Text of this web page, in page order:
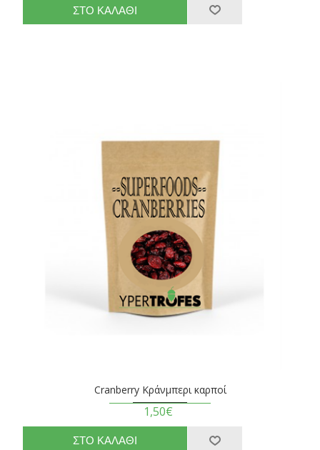
Cranberry Κράνμπερι καρποί
1,50€